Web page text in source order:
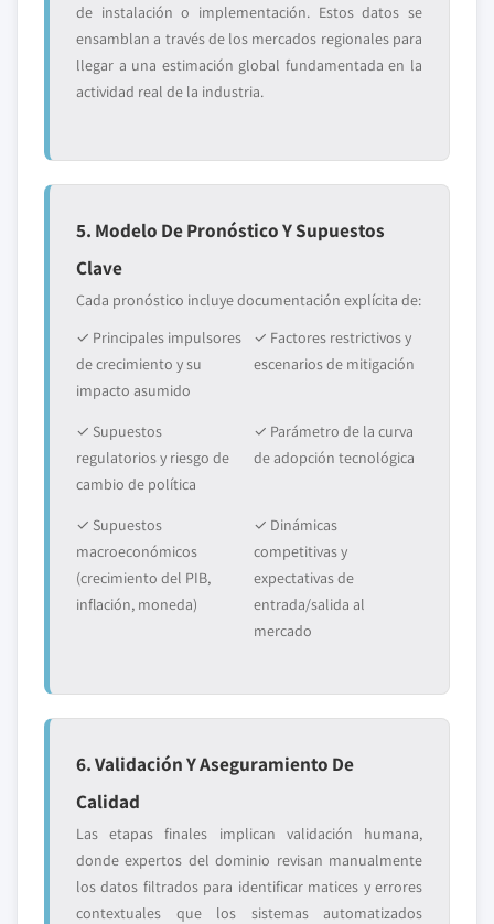
de instalación o implementación. Estos datos se
ensamblan a través de los mercados regionales para
llegar a una estimación global fundamentada en la
actividad real de la industria.
5. Modelo De Pronóstico Y Supuestos
Clave
Cada pronóstico incluye documentación explícita de:
✓ Principales impulsores
de crecimiento y su
impacto asumido
✓ Factores restrictivos y
escenarios de mitigación
✓ Supuestos
regulatorios y riesgo de
cambio de política
✓ Parámetro de la curva
de adopción tecnológica
✓ Supuestos
macroeconómicos
(crecimiento del PIB,
inflación, moneda)
✓ Dinámicas
competitivas y
expectativas de
entrada/salida al
mercado
6. Validación Y Aseguramiento De
Calidad
Las etapas finales implican validación humana,
donde expertos del dominio revisan manualmente
los datos filtrados para identificar matices y errores
contextuales que los sistemas automatizados